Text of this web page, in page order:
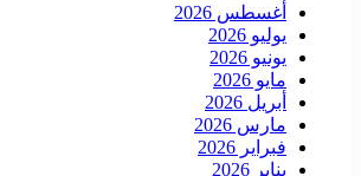
أغسطس 2026
يوليو 2026
يونيو 2026
مايو 2026
أبريل 2026
مارس 2026
فبراير 2026
يناير 2026